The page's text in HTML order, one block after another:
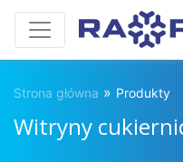
Strona główna » Produkty
Witryny